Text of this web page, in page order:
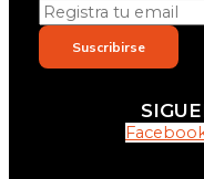
Suscribirse